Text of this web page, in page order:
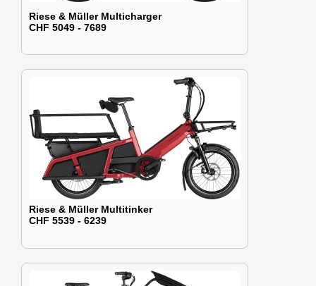
Riese & Müller Multicharger
CHF 5049 - 7689
Riese & Müller Multitinker
CHF 5539 - 6239